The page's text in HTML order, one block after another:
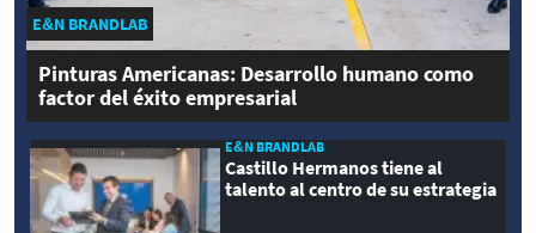
E&N BRANDLAB
Pinturas Americanas: Desarrollo humano como
factor del éxito empresarial
E&N BRANDLAB
Castillo Hermanos tiene al
talento al centro de su estrategia